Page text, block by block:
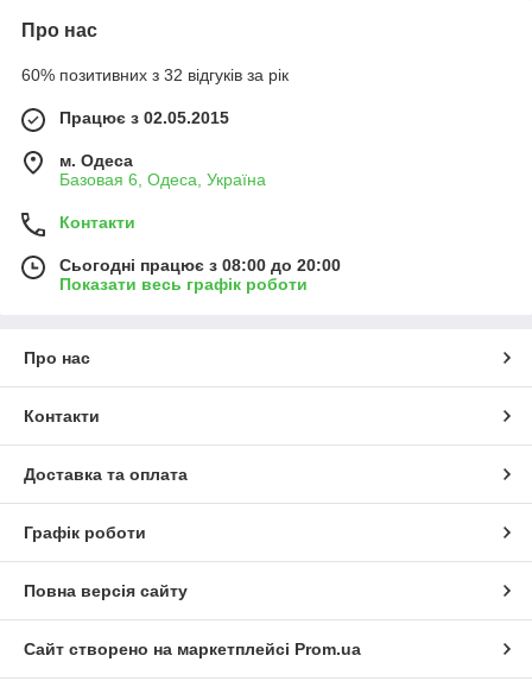
Про нас
60% позитивних з 32 відгуків за рік
Працює з 02.05.2015
м. Одеса
Базовая 6, Одеса, Україна
Контакти
Сьогодні працює з 08:00 до 20:00
Показати весь графік роботи
Про нас
Контакти
Доставка та оплата
Графік роботи
Повна версія сайту
Сайт створено на маркетплейсі Prom.ua